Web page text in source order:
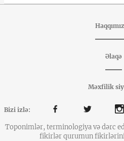
Əlaqə
Məxfilik
Bizi izlə:
Toponimlər, terminologiya və dərc
fikirlər qurumun